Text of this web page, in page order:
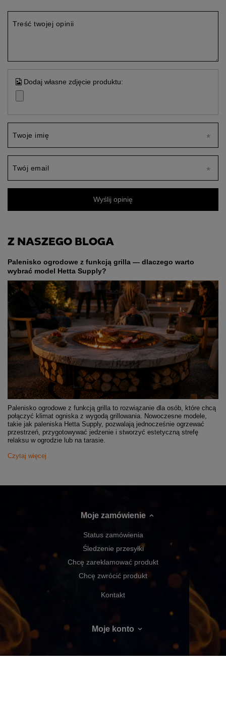
Treść twojej opinii
Dodaj własne zdjęcie produktu:
Twoje imię
Twój email
Wyślij opinię
Z NASZEGO BLOGA
Palenisko ogrodowe z funkcją grilla — dlaczego warto
wybrać model Hetta Supply?
Palenisko ogrodowe z funkcją grilla to rozwiązanie dla osób, które chcą
połączyć klimat ogniska z wygodą grillowania. Nowoczesne modele,
takie jak paleniska Hetta Supply, pozwalają jednocześnie ogrzewać
przestrzeń, przygotowywać jedzenie i stworzyć estetyczną strefę
relaksu w ogrodzie lub na tarasie.
Czytaj więcej
Moje zamówienie
Status zamówienia
Śledzenie przesyłki
Chcę zareklamować produkt
Chcę zwrócić produkt
Kontakt
Moje konto